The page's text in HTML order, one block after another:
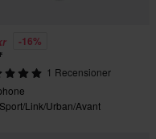
-16%
1 Recensioner
Link/Urban/Avant